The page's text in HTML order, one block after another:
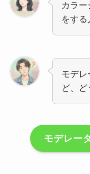
カラ
をする
モデレ
ど、ど
モデレー